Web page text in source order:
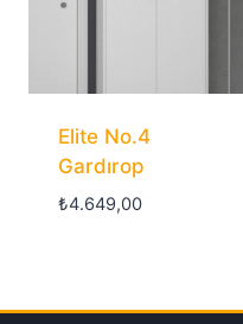
Elite No.4
Gardırop
₺4.649,00